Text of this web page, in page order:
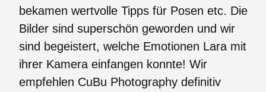
bekamen wertvolle Tipps für Posen etc. Die
Bilder sind superschön geworden und wir
sind begeistert, welche Emotionen Lara mit
ihrer Kamera einfangen konnte! Wir
empfehlen CuBu Photography definitiv